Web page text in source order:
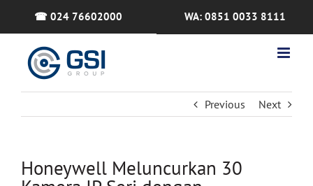
☎ 024 76602000 WA: 0851 0033 8111
Previous Next
Honeywell Meluncurkan 30